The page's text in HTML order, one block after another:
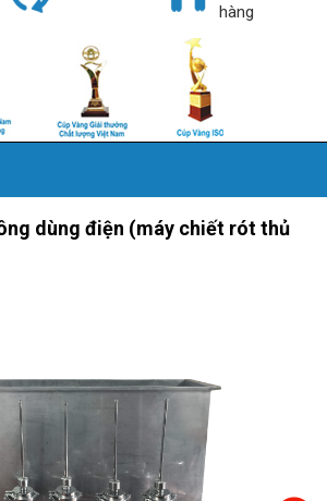
hàng
dùng điện (máy chiết rót thủ